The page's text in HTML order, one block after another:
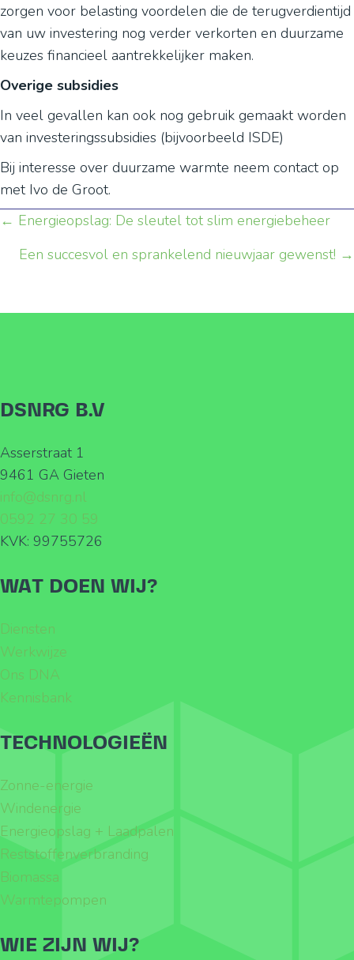
zorgen voor belasting voordelen die de terugverdientijd
van uw investering nog verder verkorten en duurzame
keuzes financieel aantrekkelijker maken.
Overige subsidies
In veel gevallen kan ook nog gebruik gemaakt worden
van investeringssubsidies (bijvoorbeeld ISDE)
Bij interesse over duurzame warmte neem contact op
met Ivo de Groot.
Posts
navigation
← Energieopslag: De sleutel tot slim energiebeheer
Een succesvol en sprankelend nieuwjaar gewenst! →
DSNRG B.V
Asserstraat 1
9461 GA Gieten
info@dsnrg.nl
0592 27 30 59
KVK: 99755726
WAT DOEN WIJ?
Diensten
Werkwijze
Ons DNA
Kennisbank
TECHNOLOGIEËN
Zonne-energie
Windenergie
Energieopslag + Laadpalen
Reststoffenverbranding
Biomassa
Warmtepompen
WIE ZIJN WIJ?